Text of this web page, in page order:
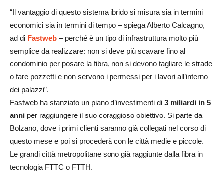
“Il vantaggio di questo sistema ibrido si misura sia in termini
economici sia in termini di tempo – spiega Alberto Calcagno,
ad di Fastweb – perché è un tipo di infrastruttura molto più
semplice da realizzare: non si deve più scavare fino al
condominio per posare la fibra, non si devono tagliare le strade
o fare pozzetti e non servono i permessi per i lavori all’interno
dei palazzi”.
Fastweb ha stanziato un piano d’investimenti di 3 miliardi in 5
anni per raggiungere il suo coraggioso obiettivo. Si parte da
Bolzano, dove i primi clienti saranno già collegati nel corso di
questo mese e poi si procederà con le città medie e piccole.
Le grandi città metropolitane sono già raggiunte dalla fibra in
tecnologia FTTC o FTTH.